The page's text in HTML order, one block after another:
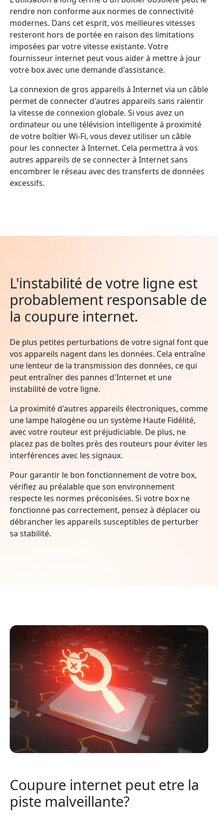
rendre non conforme aux normes de connectivité
modernes. Dans cet esprit, vos meilleures vitesses
resteront hors de portée en raison des limitations
imposées par votre vitesse existante. Votre
fournisseur internet peut vous aider à mettre à jour
votre box avec une demande d'assistance.
La connexion de gros appareils à Internet via un câble
permet de connecter d'autres appareils sans ralentir
la vitesse de connexion globale. Si vous avez un
ordinateur ou une télévision intelligente à proximité
de votre boîtier Wi-Fi, vous devez utiliser un câble
pour les connecter à Internet. Cela permettra à vos
autres appareils de se connecter à Internet sans
encombrer le réseau avec des transferts de données
excessifs.
L'instabilité de votre ligne est
probablement responsable de
la coupure internet.
De plus petites perturbations de votre signal font que
vos appareils nagent dans les données. Cela entraîne
une lenteur de la transmission des données, ce qui
peut entraîner des pannes d'Internet et une
instabilité de votre ligne.
La proximité d'autres appareils électroniques, comme
une lampe halogène ou un système Haute Fidélité,
avec votre routeur est préjudiciable. De plus, ne
placez pas de boîtes près des routeurs pour éviter les
interférences avec les signaux.
Pour garantir le bon fonctionnement de votre box,
vérifiez au préalable que son environnement
respecte les normes préconisées. Si votre box ne
fonctionne pas correctement, pensez à déplacer ou
débrancher les appareils susceptibles de perturber
sa stabilité.
Coupure internet peut etre la
piste malveillante?